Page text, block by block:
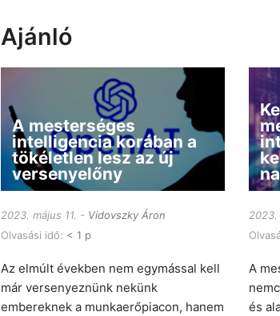
Ajánló
A mesterséges
intelligencia korában a
tökéletlen lesz az új
versenyelőny
2023. május 11.
Vidovszky Áron
Olvasási idő: < 1 p
Az elmúlt években nem egymással kell
már versenyeznünk nekünk
embereknek a munkaerőpiacon, hanem
2023.
A
és